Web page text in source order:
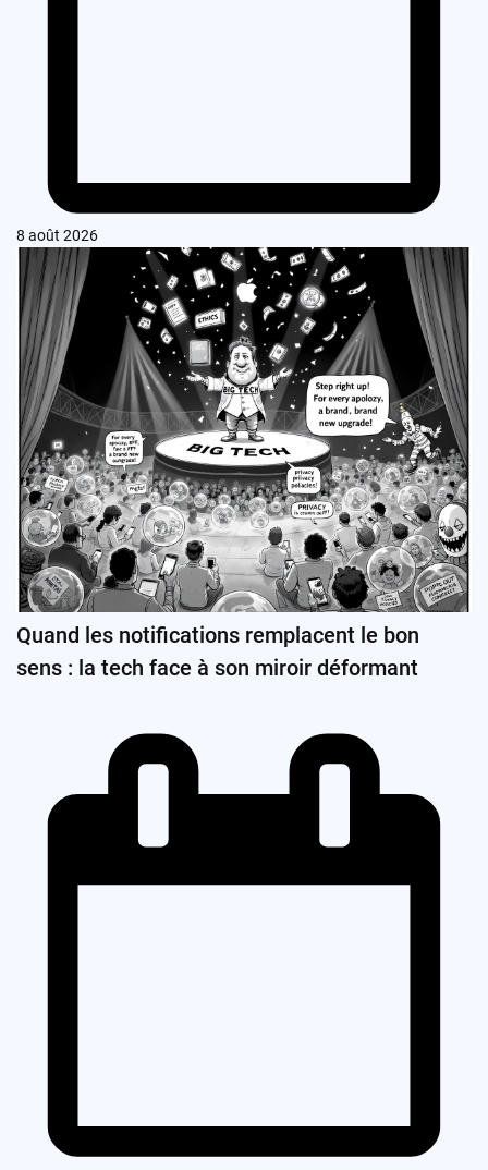
8 août 2026
Quand les notifications remplacent le bon
sens : la tech face à son miroir déformant